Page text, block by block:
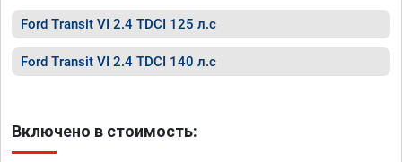
Ford Transit VI 2.4 TDCI 125 л.с
Ford Transit VI 2.4 TDCI 140 л.с
Включено в стоимость: